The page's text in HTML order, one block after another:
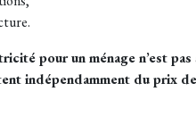
pour un ménage n’est
indépendamment du prix